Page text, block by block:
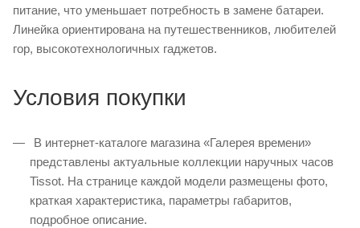
питание, что уменьшает потребность в замене батареи.
Линейка ориентирована на путешественников, любителей
гор, высокотехнологичных гаджетов.
Условия покупки
В интернет‑каталоге магазина «Галерея времени»
представлены актуальные коллекции наручных часов
Tissot. На странице каждой модели размещены фото,
краткая характеристика, параметры габаритов,
подробное описание.